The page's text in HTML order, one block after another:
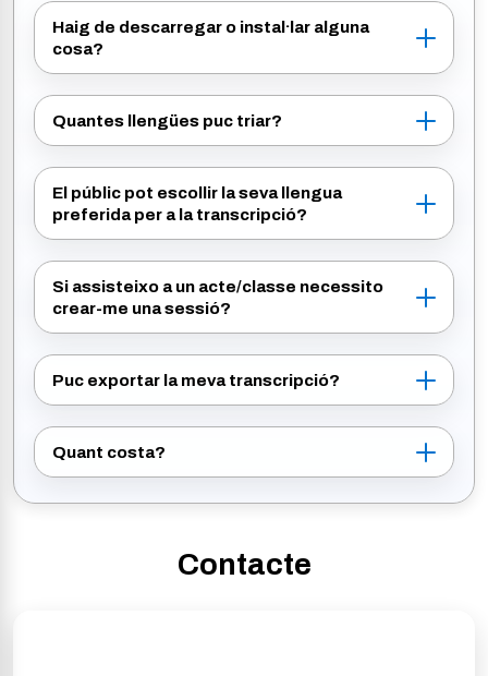
Haig de descarregar o instal·lar alguna
cosa?
Quantes llengües puc triar?
El públic pot escollir la seva llengua
preferida per a la transcripció?
Si assisteixo a un acte/classe necessito
crear-me una sessió?
Puc exportar la meva transcripció?
Quant costa?
Contacte